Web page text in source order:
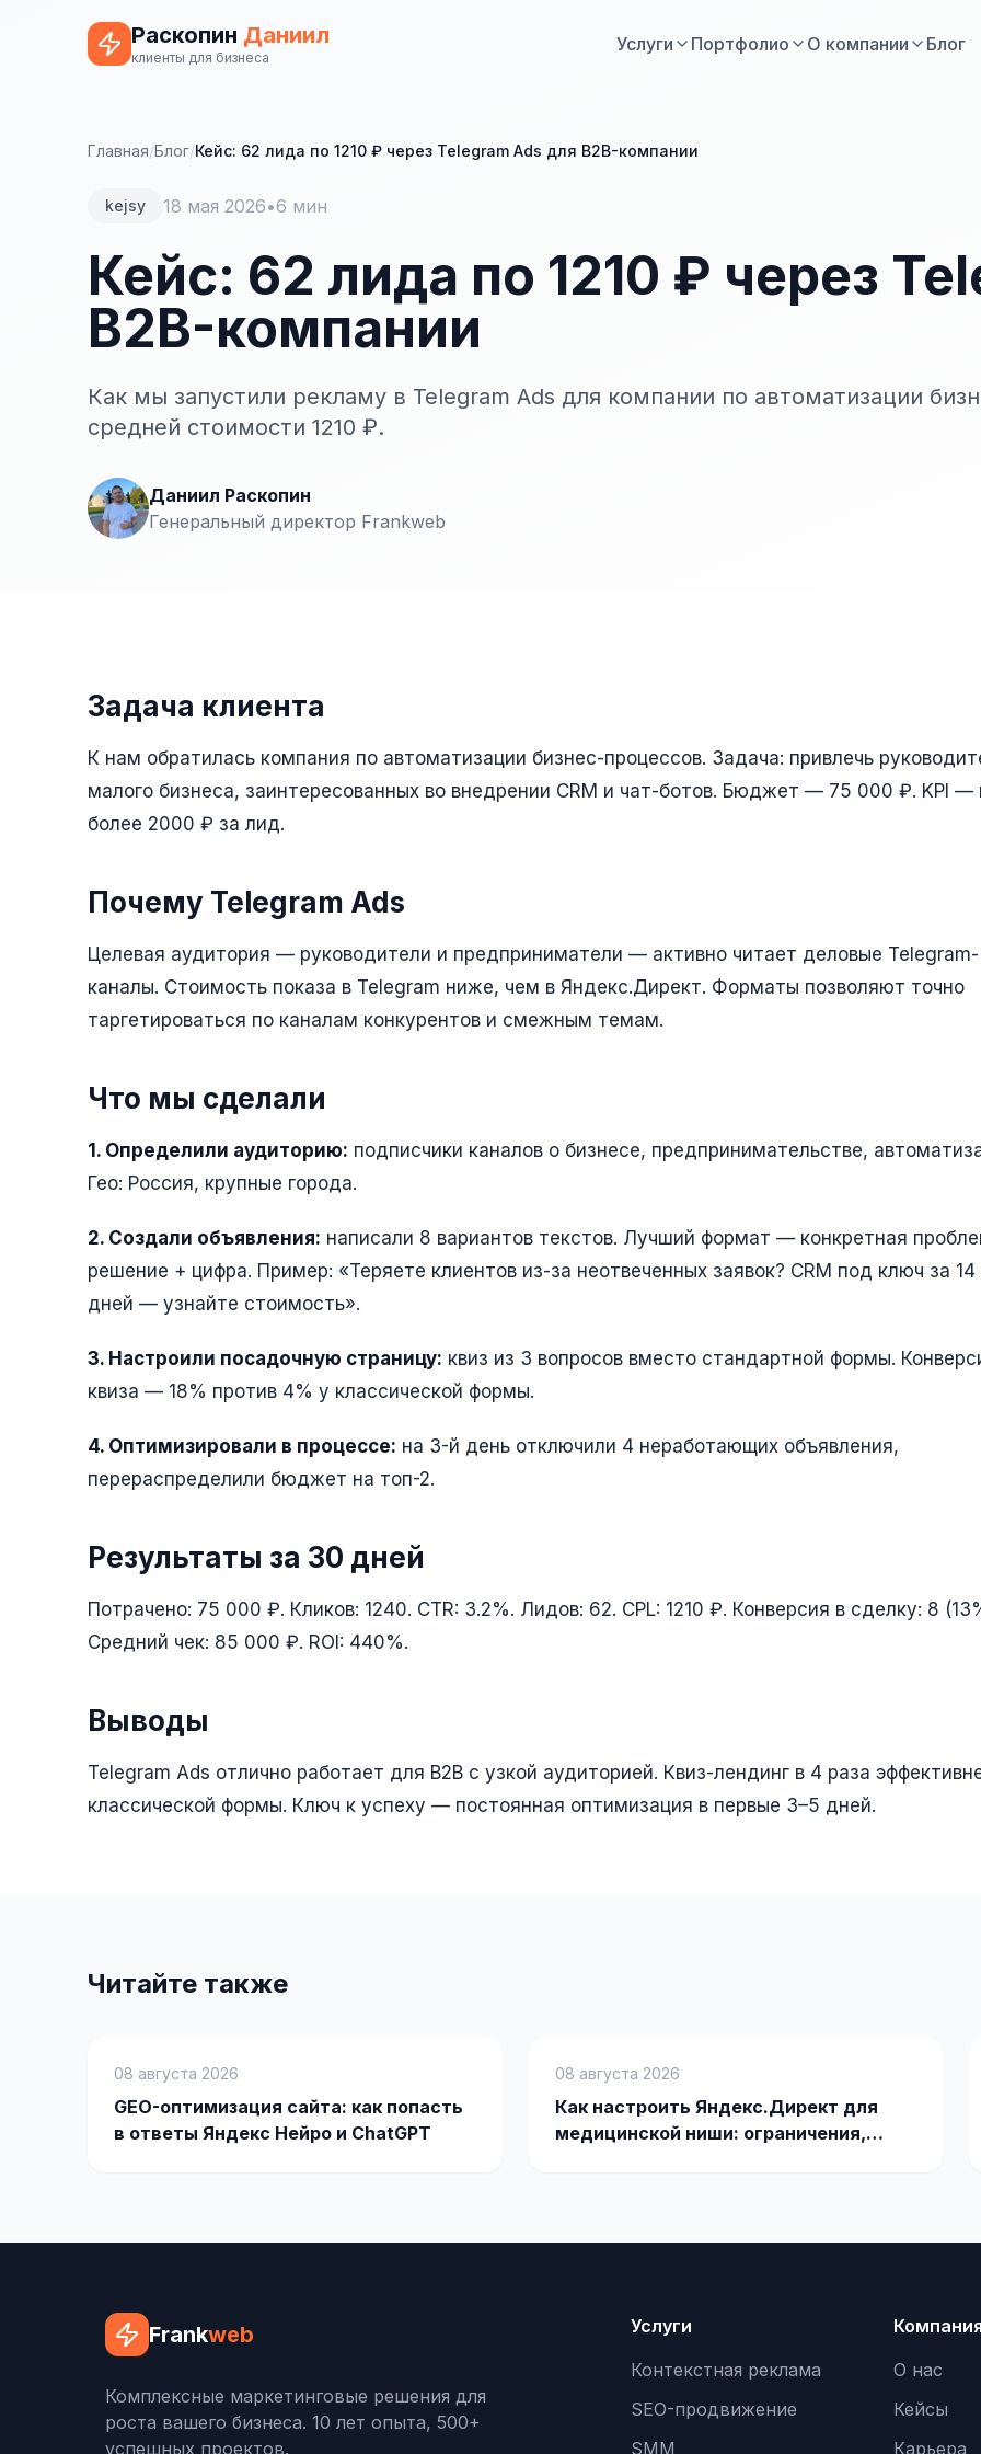
Раскопин Даниил
клиенты для бизнеса
Услуги Портфолио О компании Блог
Главная/Блог/Кейс: 62 лида по 1210 ₽ через Telegram Ads для B2B-компании
kejsy 18 мая 2026•6 мин
Кейс: 62 лида по 1210 ₽ через
B2B-компании
Как мы запустили рекламу в Telegram Ads для компании по автоматизации
средней стоимости 1210 ₽.
Даниил Раскопин
Генеральный директор Frankweb
Задача клиента
К нам обратилась компания по автоматизации бизнес-процессов. Задача: привлечь
малого бизнеса, заинтересованных во внедрении CRM и чат-ботов. Бюджет — 75 000 ₽. KPI —
более 2000 ₽ за лид.
Почему Telegram Ads
Целевая аудитория — руководители и предприниматели — активно читает деловые Telegram-
каналы. Стоимость показа в Telegram ниже, чем в Яндекс.Директ. Форматы позволяют точно
таргетироваться по каналам конкурентов и смежным темам.
Что мы сделали
1. Определили аудиторию: подписчики каналов о бизнесе, предпринимательстве,
Гео: Россия, крупные города.
2. Создали объявления: написали 8 вариантов текстов. Лучший формат — конкретная
решение + цифра. Пример: «Теряете клиентов из-за неотвеченных заявок? CRM под ключ за 14
дней — узнайте стоимость».
3. Настроили посадочную страницу: квиз из 3 вопросов вместо стандартной формы.
квиза — 18% против 4% у классической формы.
4. Оптимизировали в процессе: на 3-й день отключили 4 неработающих объявления,
перераспределили бюджет на топ-2.
Результаты за 30 дней
Потрачено: 75 000 ₽. Кликов: 1240. CTR: 3.2%. Лидов: 62. CPL: 1210 ₽. Конверсия в сделку: 8
Средний чек: 85 000 ₽. ROI: 440%.
Выводы
Telegram Ads отлично работает для B2B с узкой аудиторией. Квиз-лендинг в 4 раза
классической формы. Ключ к успеху — постоянная оптимизация в первые 3–5 дней.
Читайте также
08 августа 2026
GEO-оптимизация сайта: как попасть
в ответы Яндекс Нейро и ChatGPT
08 августа 2026
Как настроить Яндекс.Директ для
медицинской ниши: ограничения,
Frankweb
Комплексные маркетинговые решения для
роста вашего бизнеса. 10 лет опыта, 500+
успешных проектов.
Услуги
Контекстная реклама
SEO-продвижение
SMM
Компания
О нас
Кейсы
Карьера